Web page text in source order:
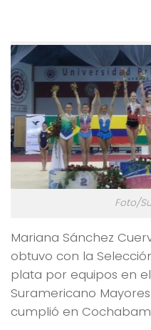
Foto/
Mariana Sánchez
obtuvo con la
plata por equipos en
Suramericano
cumplió en